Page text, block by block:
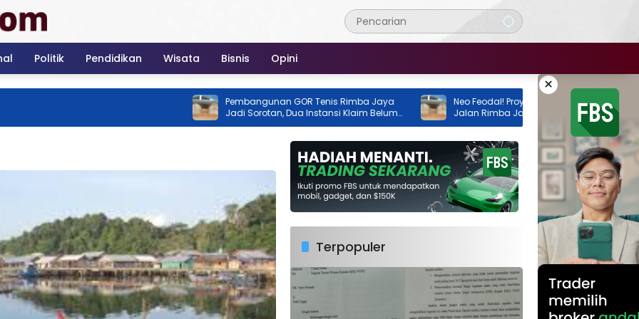
Politik Pendidikan Wisata Bisnis Opini
×
Pembangunan GOR Tenis Rimba Jaya
Jadi Sorotan, Dua Instansi Klaim Belum
Ada Izin
Neo Feodal! Proyek Lapangan Tenis di
Jalan Rimba Jaya Berani Berdiri Tanpa
Izin, Pemilik Malah Pamer Progres 70
Terpopuler